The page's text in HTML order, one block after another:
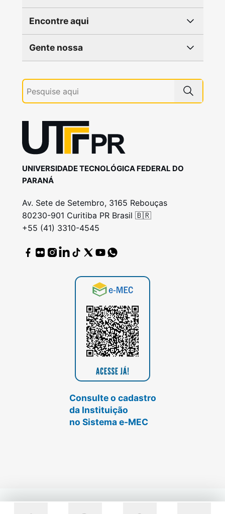
Encontre aqui
Gente nossa
UNIVERSIDADE TECNOLÓGICA FEDERAL DO
PARANÁ
Av. Sete de Setembro, 3165 Rebouças
80230-901 Curitiba PR Brasil 🇧🇷
+55 (41) 3310-4545
Consulte o cadastro
da Instituição
no Sistema e-MEC